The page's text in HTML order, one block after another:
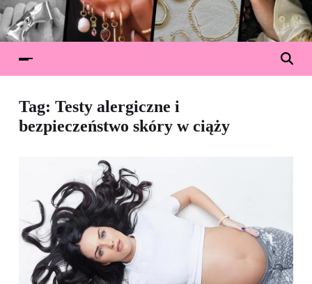
Tag: Testy alergiczne i
bezpieczeństwo skóry w ciąży